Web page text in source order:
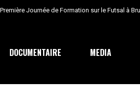
DOCUMENTAIRE MEDIA